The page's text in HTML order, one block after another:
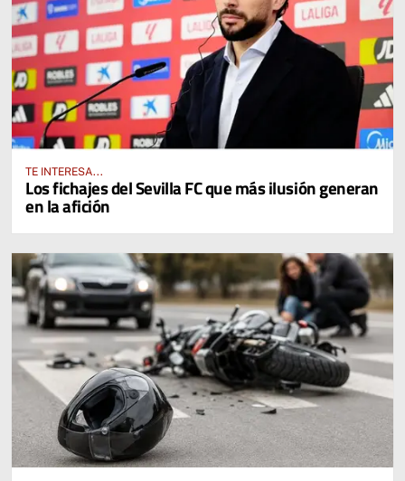
TE INTERESA...
Los fichajes del Sevilla FC que más ilusión generan
en la afición